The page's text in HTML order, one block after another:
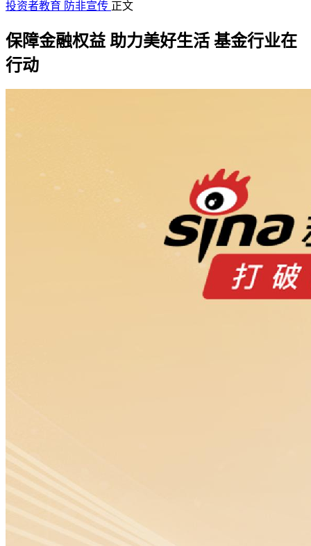
投资者教育 防非宣传 正文
保障金融权益 助力美好生活 基金行业在
行动